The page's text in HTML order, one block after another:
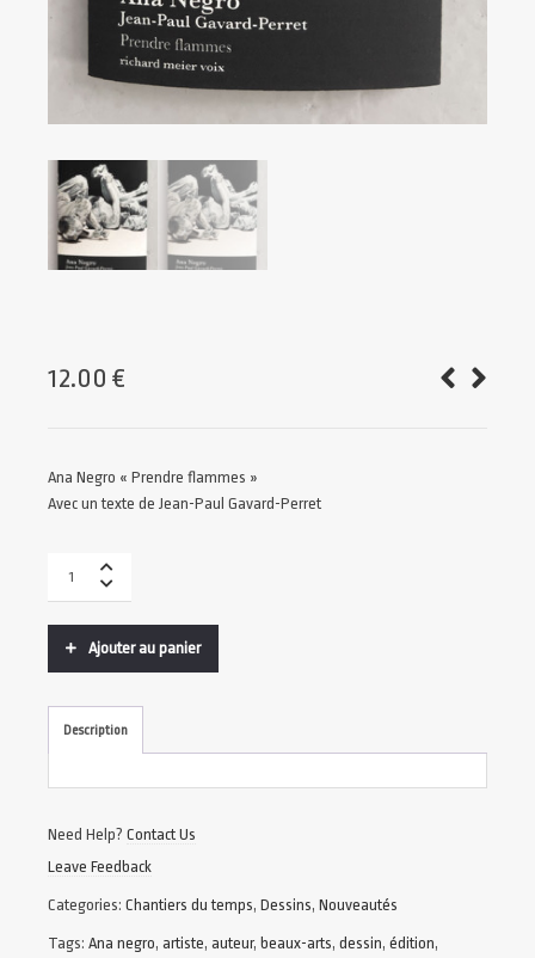
12.00 €
Ana Negro « Prendre flammes »
Avec un texte de Jean-Paul Gavard-Perret
Ajouter au panier
Description
Need Help? Contact Us
Leave Feedback
Categories: Chantiers du temps, Dessins, Nouveautés
Tags: Ana negro, artiste, auteur, beaux-arts, dessin, édition,